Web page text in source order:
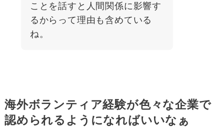
ことを話すと人間関係に影響す
るからって理由も含めている
ね。
海外ボランティア経験が色々な企業で
認められるようになればいいなぁ